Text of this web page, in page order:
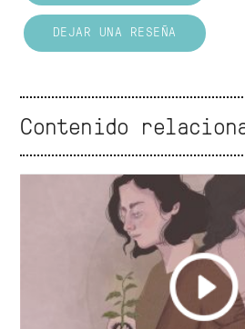
DEJAR UNA RESEÑA
Contenido